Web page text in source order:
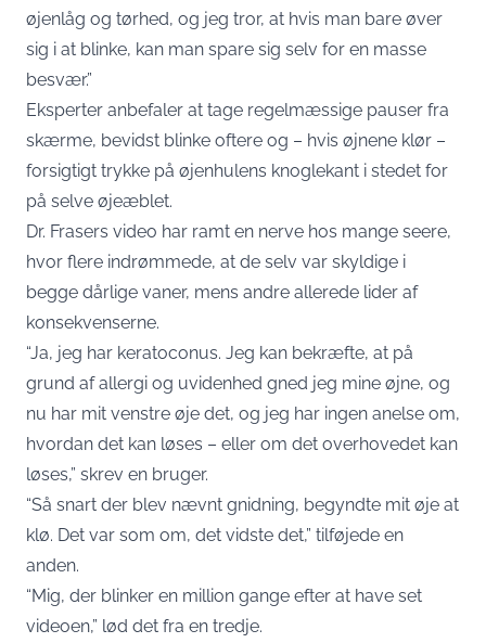
øjenlåg og tørhed, og jeg tror, at hvis man bare øver
sig i at blinke, kan man spare sig selv for en masse
besvær.”
Eksperter anbefaler at tage regelmæssige pauser fra
skærme, bevidst blinke oftere og – hvis øjnene klør –
forsigtigt trykke på øjenhulens knoglekant i stedet for
på selve øjeæblet.
Dr. Frasers video har ramt en nerve hos mange seere,
hvor flere indrømmede, at de selv var skyldige i
begge dårlige vaner, mens andre allerede lider af
konsekvenserne.
“Ja, jeg har keratoconus. Jeg kan bekræfte, at på
grund af allergi og uvidenhed gned jeg mine øjne, og
nu har mit venstre øje det, og jeg har ingen anelse om,
hvordan det kan løses – eller om det overhovedet kan
løses,” skrev en bruger.
“Så snart der blev nævnt gnidning, begyndte mit øje at
klø. Det var som om, det vidste det,” tilføjede en
anden.
“Mig, der blinker en million gange efter at have set
videoen,” lød det fra en tredje.